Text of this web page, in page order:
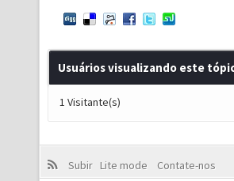
Usuários visualizando este
1 Visitante(s)
Subir Lite mode
Contate-nos